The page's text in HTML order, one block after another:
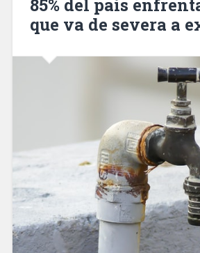
85% del país
que va de severa a